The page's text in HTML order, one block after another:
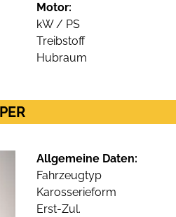
Motor:
kW / PS
Treibstoff
Hubraum
Allgemeine Daten:
Fahrzeugtyp
Karosserieform
Erst-Zul.